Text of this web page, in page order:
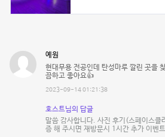
예원
현대무용 전공인데 탄성마루 깔린 곳을
끔하고 좋아요👍
2023-09-14 01:21:38
호스트님의 답글
말씀 감사합니다. 사진 후기(스페이스클
증 해 주시면 재방문시 1시간 추가 이벤